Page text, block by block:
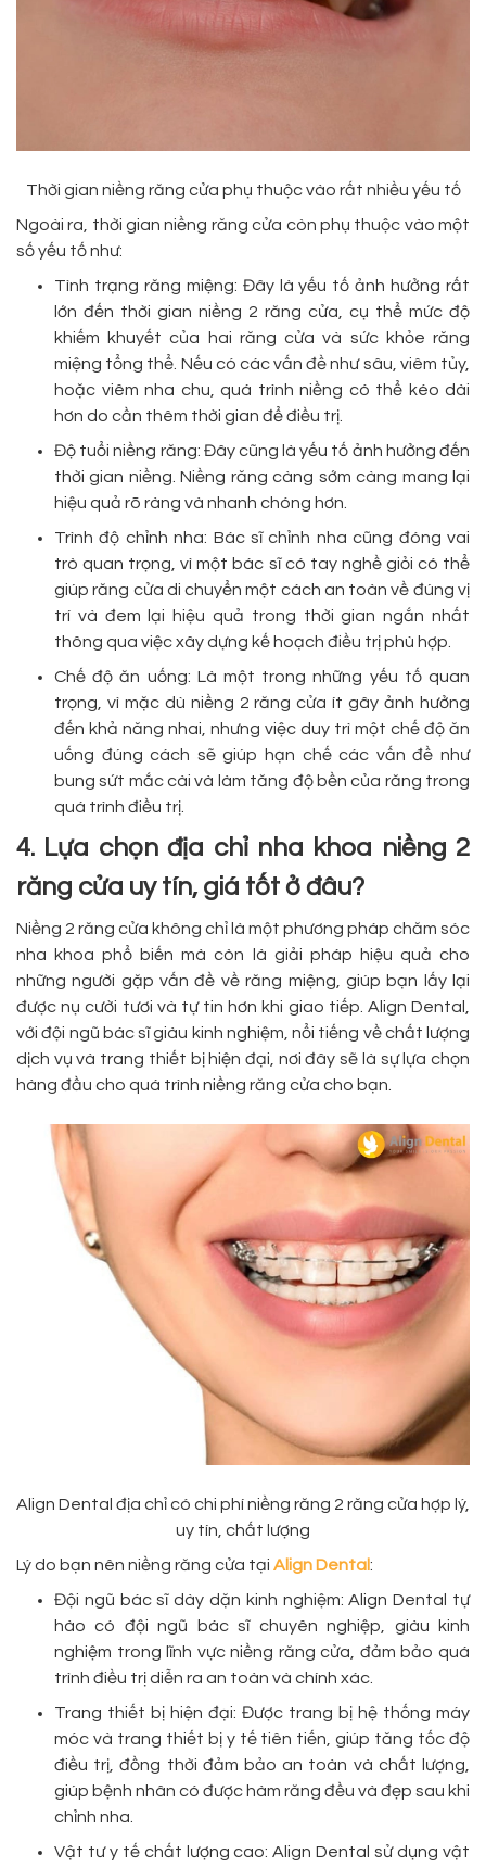
Thời gian niềng răng cửa phụ thuộc vào rất nhiều yếu tố
Ngoài ra, thời gian niềng răng cửa còn phụ thuộc vào một
số yếu tố như:
Tình trạng răng miệng: Đây là yếu tố ảnh hưởng rất
lớn đến thời gian niềng 2 răng cửa, cụ thể mức độ
khiếm khuyết của hai răng cửa và sức khỏe răng
miệng tổng thể. Nếu có các vấn đề như sâu, viêm tủy,
hoặc viêm nha chu, quá trình niềng có thể kéo dài
hơn do cần thêm thời gian để điều trị.
Độ tuổi niềng răng: Đây cũng là yếu tố ảnh hưởng đến
thời gian niềng. Niềng răng càng sớm càng mang lại
hiệu quả rõ ràng và nhanh chóng hơn.
Trình độ chỉnh nha: Bác sĩ chỉnh nha cũng đóng vai
trò quan trọng, vì một bác sĩ có tay nghề giỏi có thể
giúp răng cửa di chuyển một cách an toàn về đúng vị
trí và đem lại hiệu quả trong thời gian ngắn nhất
thông qua việc xây dựng kế hoạch điều trị phù hợp.
Chế độ ăn uống: Là một trong những yếu tố quan
trọng, vì mặc dù niềng 2 răng cửa ít gây ảnh hưởng
đến khả năng nhai, nhưng việc duy trì một chế độ ăn
uống đúng cách sẽ giúp hạn chế các vấn đề như
bung sứt mắc cài và làm tăng độ bền của răng trong
quá trình điều trị.
4. Lựa chọn địa chỉ nha khoa niềng 2
răng cửa uy tín, giá tốt ở đâu?
Niềng 2 răng cửa không chỉ là một phương pháp chăm sóc
nha khoa phổ biến mà còn là giải pháp hiệu quả cho
những người gặp vấn đề về răng miệng, giúp bạn lấy lại
được nụ cười tươi và tự tin hơn khi giao tiếp. Align Dental,
với đội ngũ bác sĩ giàu kinh nghiệm, nổi tiếng về chất lượng
dịch vụ và trang thiết bị hiện đại, nơi đây sẽ là sự lựa chọn
hàng đầu cho quá trình niềng răng cửa cho bạn.
Align Dental địa chỉ có chi phí niềng răng 2 răng cửa hợp lý,
uy tín, chất lượng
Lý do bạn nên niềng răng cửa tại Align Dental:
Đội ngũ bác sĩ dày dặn kinh nghiệm: Align Dental tự
hào có đội ngũ bác sĩ chuyên nghiệp, giàu kinh
nghiệm trong lĩnh vực niềng răng cửa, đảm bảo quá
trình điều trị diễn ra an toàn và chính xác.
Trang thiết bị hiện đại: Được trang bị hệ thống máy
móc và trang thiết bị y tế tiên tiến, giúp tăng tốc độ
điều trị, đồng thời đảm bảo an toàn và chất lượng,
giúp bệnh nhân có được hàm răng đều và đẹp sau khi
chỉnh nha.
Vật tư y tế chất lượng cao: Align Dental sử dụng vật